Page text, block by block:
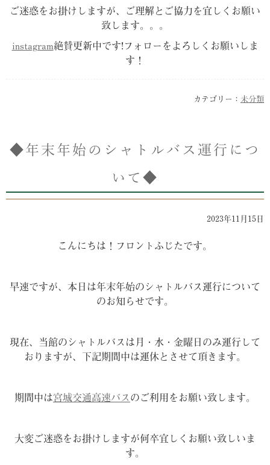
ご迷惑をお掛けしますが、ご理解とご協力を宜しくお願い
致します。。。
instagram絶賛更新中です!フォローをよろしくお願いしま
す！
カテゴリー： 未分類
◆年末年始のシャトルバス運行につ
いて◆
2023年11月15日
こんにちは！フロントふじたです。
早速ですが、本日は年末年始のシャトルバス運行について
のお知らせです。
現在、当館のシャトルバスは月・水・金曜日のみ運行して
おりますが、下記期間中は運休とさせて頂きます。
期間中は宮城交通高速バスのご利用をお願い致します。
大変ご迷惑をお掛けしますが何卒宜しくお願い致しいま
す。